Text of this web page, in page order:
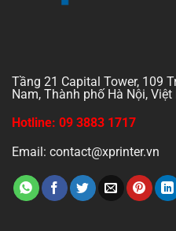
Tầng 21 Capital Tower, 109
Nam, Thành phố Hà Nội, Việt
Hotline: 09 3883 1717
Email: contact@xprinter.vn